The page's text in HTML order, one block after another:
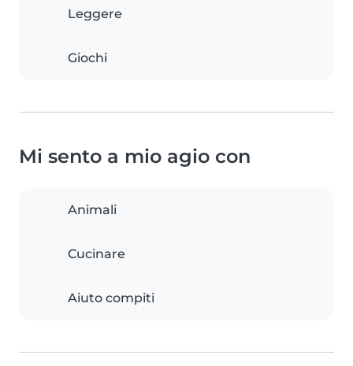
Leggere
Giochi
Mi sento a mio agio con
Animali
Cucinare
Aiuto compiti